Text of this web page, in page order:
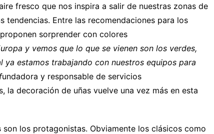
fresco que nos inspira a salir de nuestras zonas de
Entre las recomendaciones para los
proponen sorprender con colores
y vemos que lo que se vienen son los verdes,
estamos trabajando con nuestros equipos para
fundadora y responsable de servicios
la decoración de uñas vuelve una vez más en esta
son los protagonistas. Obviamente los clásicos como